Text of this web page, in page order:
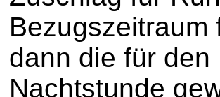
Bezugszeitraum
dann die für
Nachtstunde